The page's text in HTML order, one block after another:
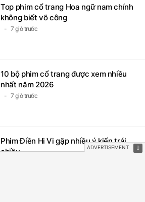
Top phim cổ trang Hoa ngữ nam chính
không biết võ công
7 giờ trước
10 bộ phim cổ trang được xem nhiều
nhất năm 2026
7 giờ trước
Phim Điền Hi Vi gặp nhiều ý kiến trái
chiều